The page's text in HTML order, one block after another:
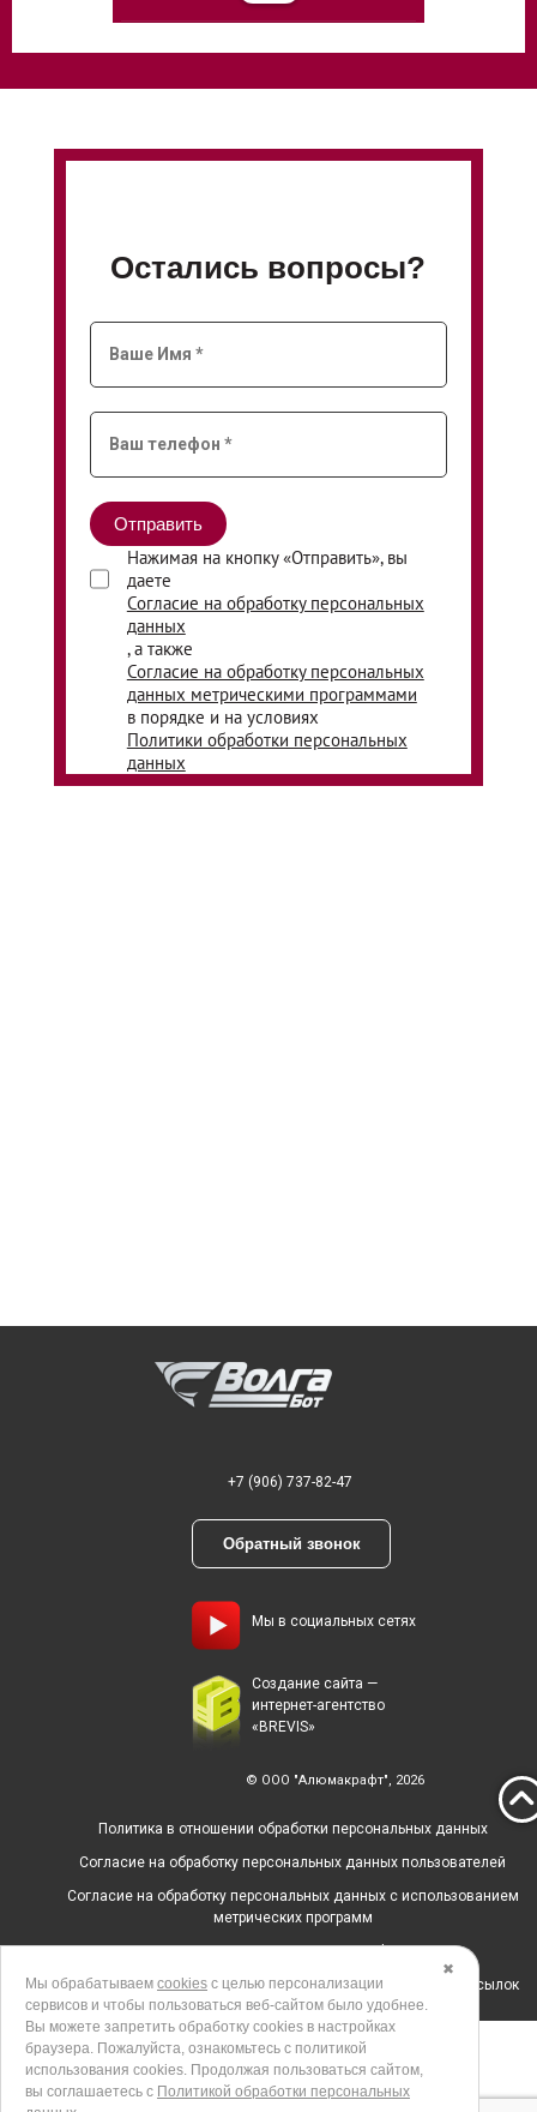
Остались вопросы?
Нажимая на кнопку «Отправить», вы
даете
Согласие на обработку персональных
данных
, а также
Согласие на обработку персональных
данных метрическими программами
в порядке и на условиях
Политики обработки персональных
данных
+7 (906) 737-82-47
Обратный звонок
Мы в социальных сетях
Создание сайта —
интернет-агентство
«BREVIS»
© ООО "Алюмакрафт", 2026
Политика в отношении обработки персональных данных
Согласие на обработку персональных данных пользователей
Согласие на обработку персональных данных с использованием
метрических программ
Политика использования cookies
Согласие на получение рекламных и информационных рассылок
✖
Мы обрабатываем cookies с целью персонализации
сервисов и чтобы пользоваться веб-сайтом было удобнее.
Вы можете запретить обработку сookies в настройках
браузера. Пожалуйста, ознакомьтесь с политикой
использования cookies. Продолжая пользоваться сайтом,
вы соглашаетесь с Политикой обработки персональных